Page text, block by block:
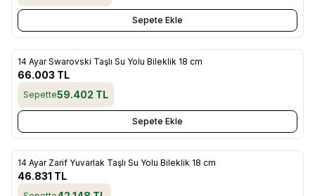
Sepete Ekle
Yeni
Favorilere Ekle
14 Ayar Swarovski Taşlı Su Yolu Bileklik 18 cm
66.003 TL
Sepette59.402 TL
Sepete Ekle
Yeni
Favorilere Ekle
14 Ayar Zarif Yuvarlak Taşlı Su Yolu Bileklik 18 cm
46.831 TL